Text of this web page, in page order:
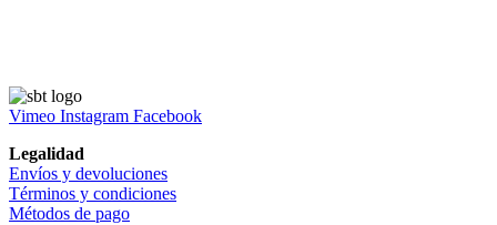
Vimeo Instagram Facebook
Legalidad
Envíos y devoluciones
Términos y condiciones
Métodos de pago